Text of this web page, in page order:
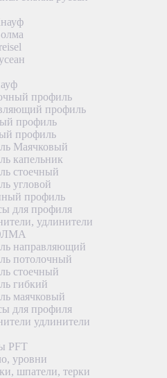
профиль
профиль
профиль
профиль
Маячковый
капельник
стоечный
угловой
профиль
для профиля
удлинители
направляющий
потолочный
стоечный
гибкий
маячковый
для профиля
удлинители
PFT
уровни
шпатели, терки